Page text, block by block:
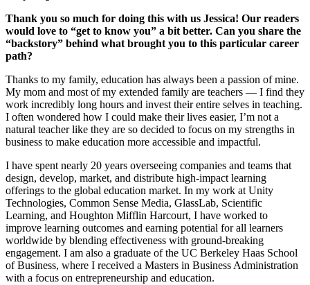
Thank you so much for doing this with us Jessica! Our readers
would love to “get to know you” a bit better. Can you share the
“backstory” behind what brought you to this particular career
path?
Thanks to my family, education has always been a passion of mine.
My mom and most of my extended family are teachers — I find they
work incredibly long hours and invest their entire selves in teaching.
I often wondered how I could make their lives easier, I’m not a
natural teacher like they are so decided to focus on my strengths in
business to make education more accessible and impactful.
I have spent nearly 20 years overseeing companies and teams that
design, develop, market, and distribute high-impact learning
offerings to the global education market. In my work at Unity
Technologies, Common Sense Media, GlassLab, Scientific
Learning, and Houghton Mifflin Harcourt, I have worked to
improve learning outcomes and earning potential for all learners
worldwide by blending effectiveness with ground-breaking
engagement. I am also a graduate of the UC Berkeley Haas School
of Business, where I received a Masters in Business Administration
with a focus on entrepreneurship and education.